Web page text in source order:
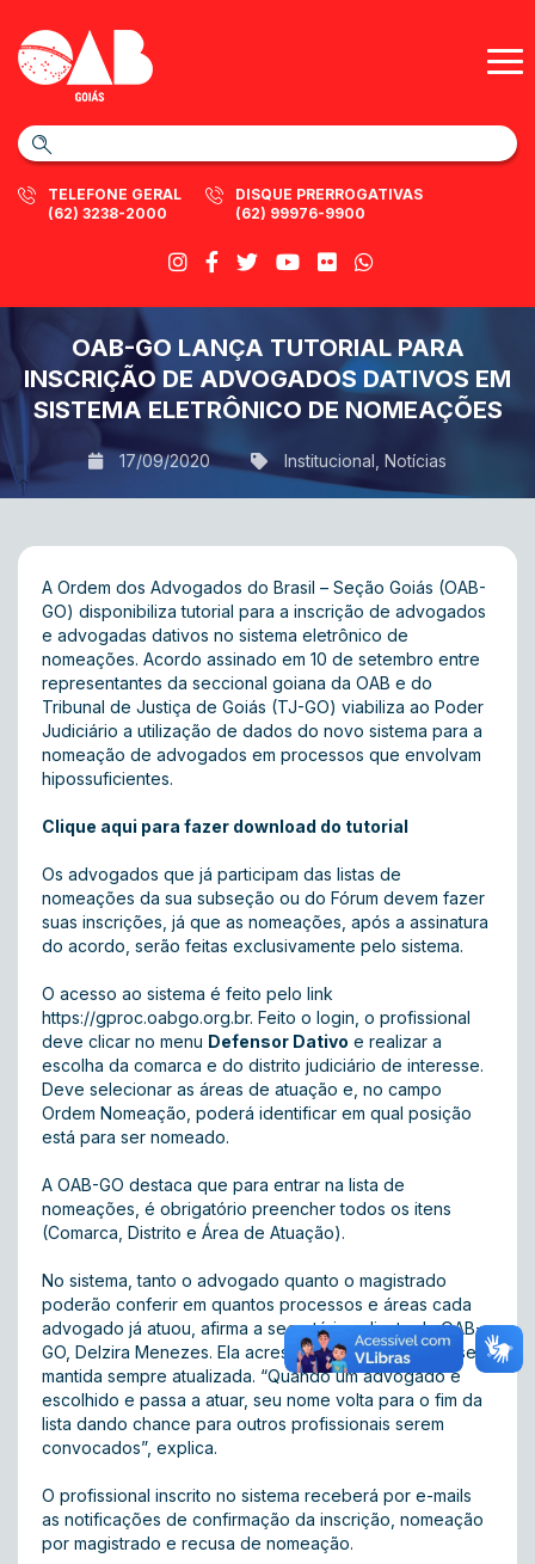
TELEFONE GERAL
(62) 3238-2000
DISQUE PRERROGATIVAS
(62) 99976-9900
OAB-GO LANÇA TUTORIAL PARA
INSCRIÇÃO DE ADVOGADOS DATIVOS EM
SISTEMA ELETRÔNICO DE NOMEAÇÕES
17/09/2020 Institucional Notícias
A Ordem dos Advogados do Brasil – Seção Goiás (OAB-
GO) disponibiliza tutorial para a inscrição de advogados
e advogadas dativos no sistema eletrônico de
nomeações. Acordo assinado em 10 de setembro entre
representantes da seccional goiana da OAB e do
Tribunal de Justiça de Goiás (TJ-GO) viabiliza ao Poder
Judiciário a utilização de dados do novo sistema para a
nomeação de advogados em processos que envolvam
hipossuficientes.
Clique aqui para fazer download do tutorial
Os advogados que já participam das listas de
nomeações da sua subseção ou do Fórum devem fazer
suas inscrições, já que as nomeações, após a assinatura
do acordo, serão feitas exclusivamente pelo sistema.
O acesso ao sistema é feito pelo link
https://gproc.oabgo.org.br. Feito o login, o profissional
deve clicar no menu Defensor Dativo e realizar a
escolha da comarca e do distrito judiciário de interesse.
Deve selecionar as áreas de atuação e, no campo
Ordem Nomeação, poderá identificar em qual posição
está para ser nomeado.
A OAB-GO destaca que para entrar na lista de
nomeações, é obrigatório preencher todos os itens
(Comarca, Distrito e Área de Atuação) .
No sistema, tanto o advogado quanto o magistrado
poderão conferir em quantos processos e áreas cada
advogado já atuou, afirma a secretária-adjunta da OAB-
GO, Delzira Menezes. Ela acrescenta que a listagem será
mantida sempre atualizada. “Quando um advogado é
escolhido e passa a atuar, seu nome volta para o fim da
lista dando chance para outros profissionais serem
convocados”, explica.
O profissional inscrito no sistema receberá por e-mails
as notificações de confirmação da inscrição, nomeação
por magistrado e recusa de nomeação.